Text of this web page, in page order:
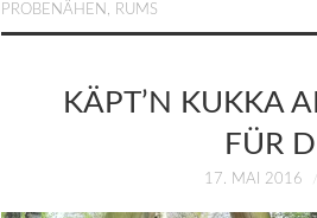
PROBENÄHEN
RUMS
KÄPT’N KUKKA
FÜR
17. MAI 2016